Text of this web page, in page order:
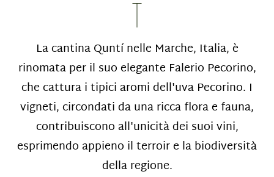
La cantina Quntí nelle Marche, Italia, è
rinomata per il suo elegante Falerio Pecorino,
che cattura i tipici aromi dell'uva Pecorino. I
vigneti, circondati da una ricca flora e fauna,
contribuiscono all'unicità dei suoi vini,
esprimendo appieno il terroir e la biodiversità
della regione.